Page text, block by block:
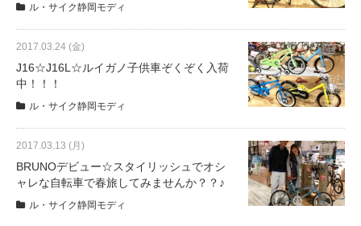
ル・サイク静岡モディ
2017.03.24 (金)
J16☆J16L☆ルイガノ子供車ぞくぞく入荷
中！！！
ル・サイク静岡モディ
2017.03.13 (月)
BRUNOデビュー☆スタイリッシュでオシ
ャレな自転車で春旅してみませんか？？♪
ル・サイク静岡モディ